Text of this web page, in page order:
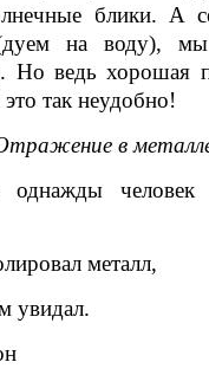
блики. А
на воду),
Но ведь хорошая
так неудобно!
в
человек
металл,
увидал.